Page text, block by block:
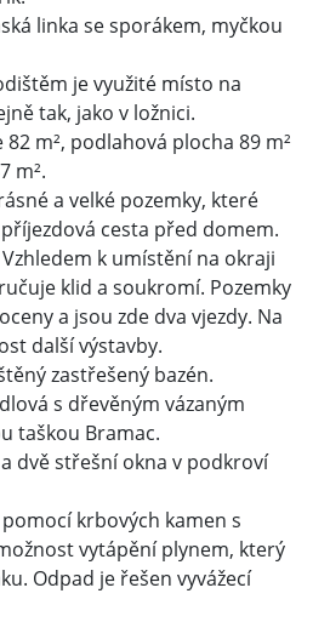
linka se sporákem, myčkou
je využité místo na
tak, jako v ložnici.
m², podlahová plocha 89 m²
m².
a velké pozemky, které
cesta před domem.
k umístění na okraji
klid a soukromí. Pozemky
a jsou zde dva vjezdy. Na
další výstavby.
zastřešený bazén.
s dřevěným vázaným
taškou Bramac.
dvě střešní okna v podkroví
krbových kamen s
vytápění plynem, který
Odpad je řešen vyvážecí